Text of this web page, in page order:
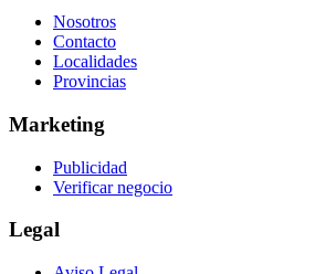
Nosotros
Contacto
Localidades
Provincias
Marketing
Publicidad
Verificar negocio
Legal